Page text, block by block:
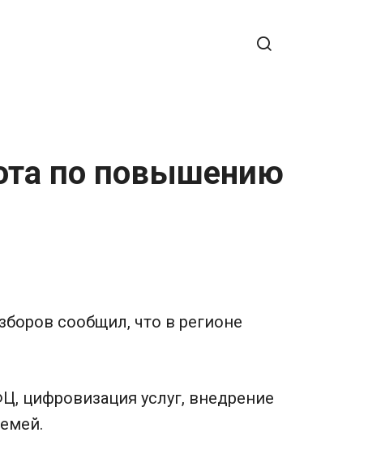
по повышению
сообщил, что в регионе
цифровизация услуг, внедрение